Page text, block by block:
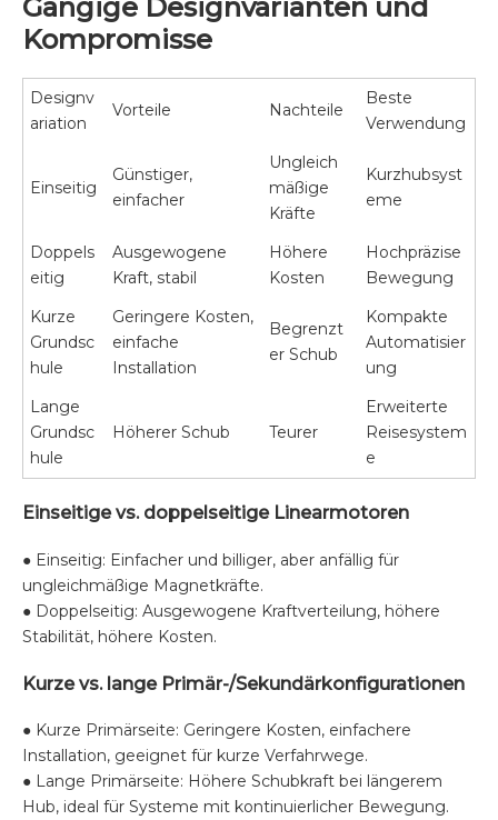
Gängige Designvarianten und
Kompromisse
Designv
ariation
Vorteile Nachteile
Beste
Verwendung
Einseitig
Günstiger,
einfacher
Ungleich
mäßige
Kräfte
Kurzhubsyst
eme
Doppels
eitig
Ausgewogene
Kraft, stabil
Höhere
Kosten
Hochpräzise
Bewegung
Kurze
Grundsc
hule
Geringere Kosten,
einfache
Installation
Begrenzt
er Schub
Kompakte
Automatisier
ung
Lange
Grundsc
hule
Höherer Schub Teurer
Erweiterte
Reisesystem
e
Einseitige vs. doppelseitige Linearmotoren
● Einseitig: Einfacher und billiger, aber anfällig für
ungleichmäßige Magnetkräfte.
● Doppelseitig: Ausgewogene Kraftverteilung, höhere
Stabilität, höhere Kosten.
Kurze vs. lange Primär-/Sekundärkonfigurationen
● Kurze Primärseite: Geringere Kosten, einfachere
Installation, geeignet für kurze Verfahrwege.
● Lange Primärseite: Höhere Schubkraft bei längerem
Hub, ideal für Systeme mit kontinuierlicher Bewegung.